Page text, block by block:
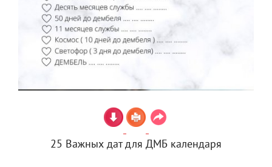
25 Важных дат для ДМБ календаря